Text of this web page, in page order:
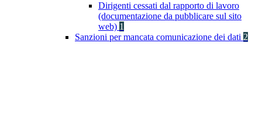
Dirigenti cessati dal rapporto di lavoro
(documentazione da pubblicare sul sito
web) 1
Sanzioni per mancata comunicazione dei dati 2